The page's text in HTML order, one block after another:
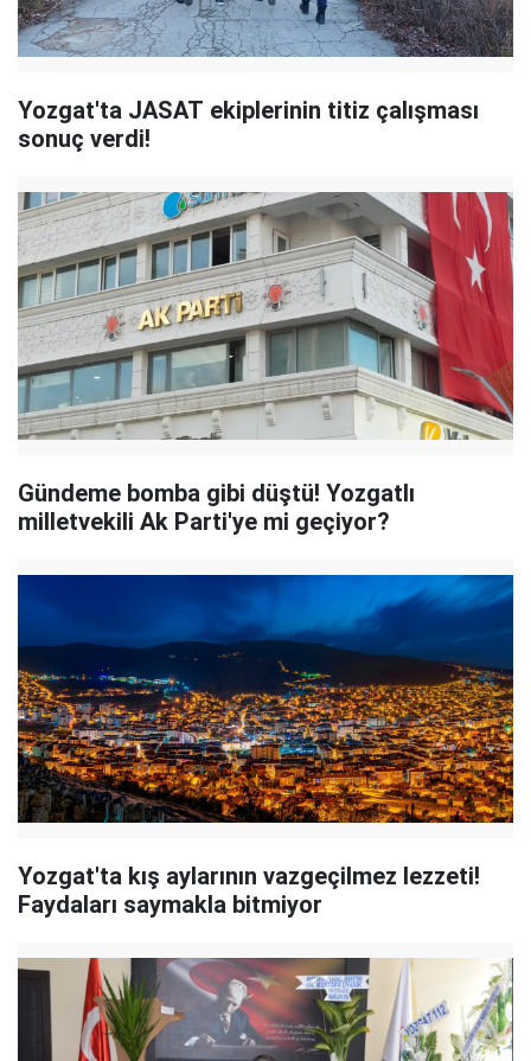
Yozgat'ta JASAT ekiplerinin titiz çalışması
sonuç verdi!
Gündeme bomba gibi düştü! Yozgatlı
milletvekili Ak Parti'ye mi geçiyor?
Yozgat'ta kış aylarının vazgeçilmez lezzeti!
Faydaları saymakla bitmiyor